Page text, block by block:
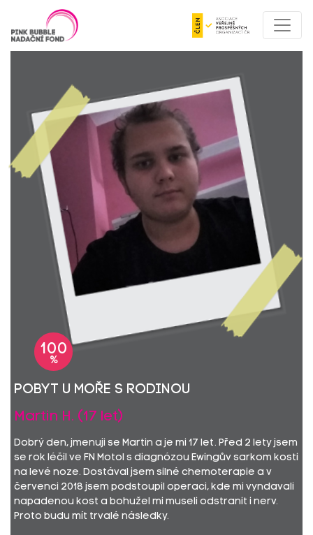
100
%
Pobyt u moře s rodinou
Martin H. (17 let)
Dobrý den, jmenuji se Martin a je mi 17 let. Před 2 lety jsem
se rok léčil ve FN Motol s diagnózou Ewingův sarkom kosti
na levé noze. Dostával jsem silné chemoterapie a v
červenci 2018 jsem podstoupil operaci, kde mi vyndavali
napadenou kost a bohužel mi museli odstranit i nerv.
Proto budu mít trvalé následky.